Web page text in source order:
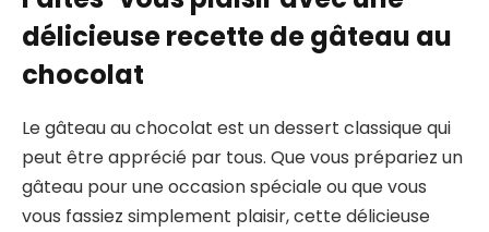
délicieuse recette de gâteau au
chocolat
Le gâteau au chocolat est un dessert classique qui
peut être apprécié par tous. Que vous prépariez un
gâteau pour une occasion spéciale ou que vous
vous fassiez simplement plaisir, cette délicieuse